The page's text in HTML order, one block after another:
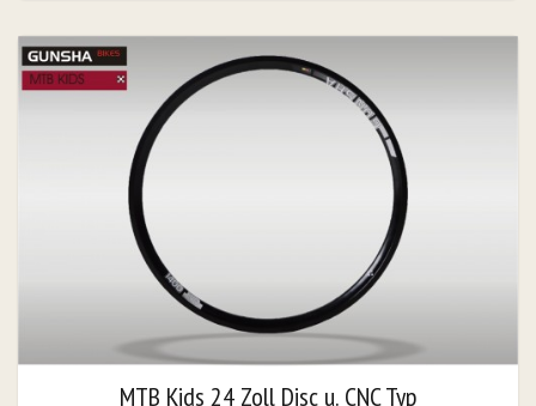
MTB Kids 24 Zoll Disc u. CNC Typ